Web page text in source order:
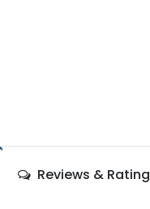
Reviews & Rating